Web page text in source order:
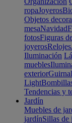
ropaJoyeros
Objetos
mesaNavidad
fotosFiguras
joyerosRelojes
Iluminación
muebles
exterior
Light
Tendencias y
Jardín
Muebles de
jardínSillas de